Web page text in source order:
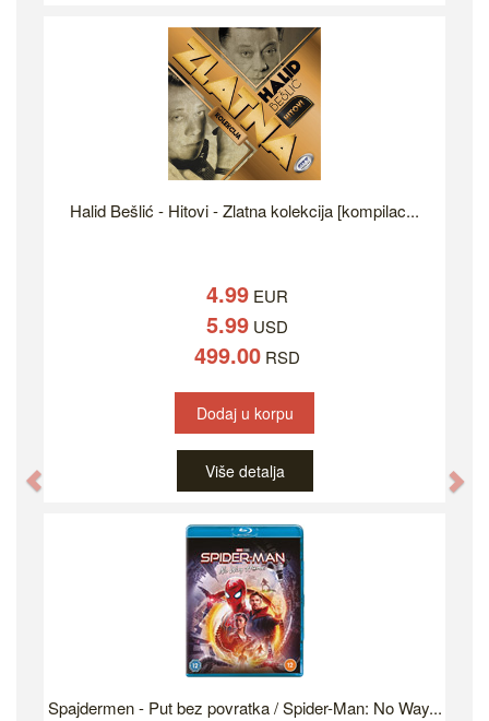
Halid Bešlić - Hitovi - Zlatna kolekcija [kompilac...
4.99 EUR
5.99 USD
499.00 RSD
Dodaj u korpu
Više detalja
Spajdermen - Put bez povratka / Spider-Man: No Way...